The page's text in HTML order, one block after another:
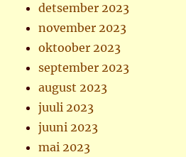
detsember 2023
november 2023
oktoober 2023
september 2023
august 2023
juuli 2023
juuni 2023
mai 2023